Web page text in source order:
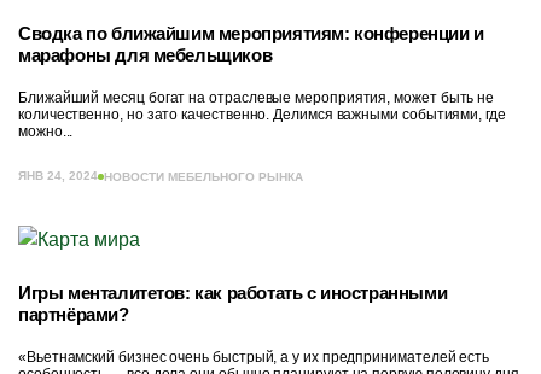
Сводка по ближайшим мероприятиям: конференции и
марафоны для мебельщиков
Ближайший месяц богат на отраслевые мероприятия, может быть не
количественно, но зато качественно. Делимся важными событиями, где
можно...
ЯНВ 24, 2024 НОВОСТИ МЕБЕЛЬНОГО РЫНКА
Игры менталитетов: как работать с иностранными
партнёрами?
«Вьетнамский бизнес очень быстрый, а у их предпринимателей есть